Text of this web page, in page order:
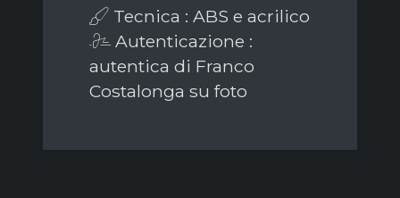
Tecnica : ABS e acrilico
Autenticazione :
autentica di Franco
Costalonga su foto